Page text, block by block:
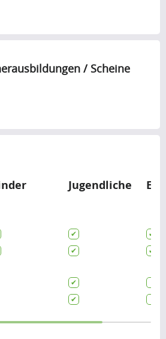
/ Scheine
Jugendliche